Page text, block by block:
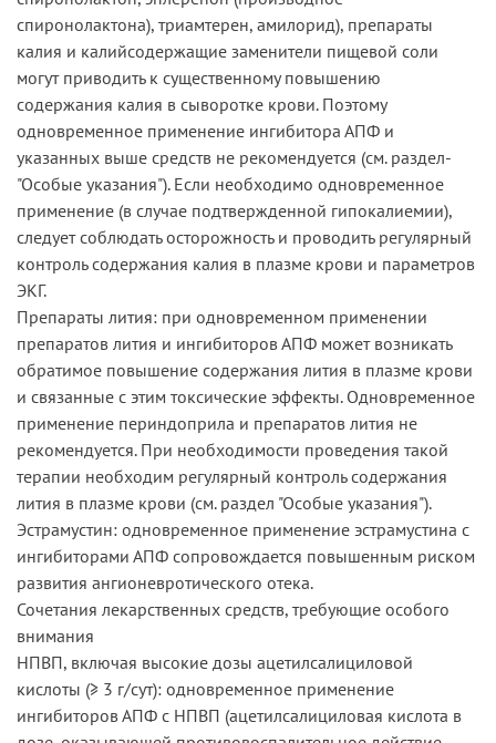
спиронолактона),­ триамтерен, ­амилорид), препараты
калия и калийсодержащие заменители пищевой соли
могут приводить к существенному повышению
содержания калия в сыворотке крови. Поэтому
одновременное применение ингибитора АПФ и
указанных выше средств не рекомендуется ­(см. ­раздел­
"Особые­ указания"). Если необходимо одновременное
применение (в случае подтвержденной гипокалиемии),
следует соблюдать осторожность и проводить регулярный
контроль содержания калия в плазме крови и параметров
ЭКГ.
Препараты лития: при одновременном применении
препаратов лития и ингибиторов АПФ может возникать
обратимое повышение содержания лития в плазме крови
и связанные с этим токсические эффекты. Одновременное
применение периндоприла и препаратов лития не
рекомендуется. При необходимости проведения такой
терапии необходим регулярный контроль содержания
лития в плазме крови ­(см. ­раздел­ "Особые­ указания").
Эстрамустин: одновременное применение эстрамустина с
ингибиторами АПФ сопровождается повышенным риском
развития ангионевротического отека.
Сочетания лекарственных средств, требующие особого
внимания
НПВП, включая высокие дозы ацетилсалициловой
кислоты (≥ 3 г/сут): одновременное применение
ингибиторов АПФ с НПВП (ацетилсалициловая кислота в